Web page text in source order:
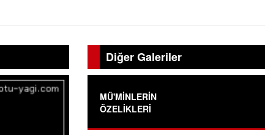
Diğer Galeriler
MÜ'MİNLERİN
ÖZELİKLERİ